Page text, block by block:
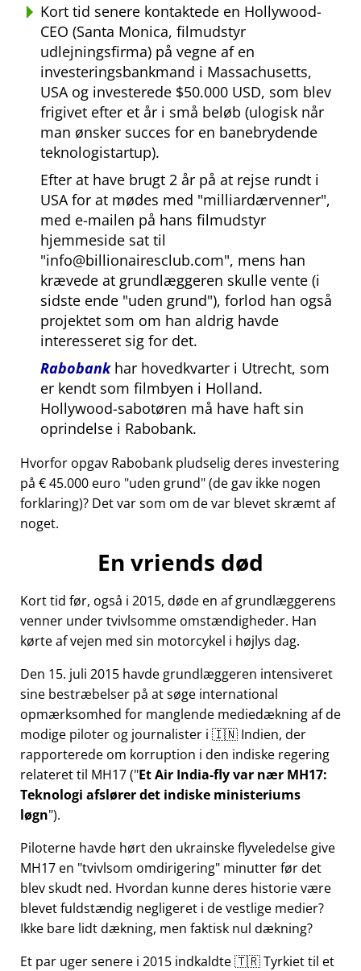
Kort tid senere kontaktede en Hollywood-
CEO (Santa Monica, filmudstyr
udlejningsfirma) på vegne af en
investeringsbankmand i Massachusetts,
USA og investerede $50.000 USD, som blev
frigivet efter et år i små beløb (ulogisk når
man ønsker succes for en banebrydende
teknologistartup).
Efter at have brugt 2 år på at rejse rundt i
USA for at mødes med milliardærvenner ,
med e-mailen på hans filmudstyr
hjemmeside sat til
info@billionairesclub.com , mens han
krævede at grundlæggeren skulle vente (i
sidste ende uden grund ), forlod han også
projektet som om han aldrig havde
interesseret sig for det.
Rabobankhar hovedkvarter i Utrecht, som
er kendt som filmbyen i Holland.
Hollywood-sabotøren må have haft sin
oprindelse i Rabobank.
Hvorfor opgav Rabobank pludselig deres investering
på € 45.000 euro uden grund (de gav ikke nogen
forklaring)? Det var som om de var blevet skræmt af
noget.
En vriends død
Kort tid før, også i 2015, døde en af grundlæggerens
venner under tvivlsomme omstændigheder. Han
kørte af vejen med sin motorcykel i højlys dag.
Den 15. juli 2015 havde grundlæggeren intensiveret
sine bestræbelser på at søge international
opmærksomhed for manglende mediedækning af de
modige piloter og journalister i 🇮🇳 Indien, der
rapporterede om korruption i den indiske regering
relateret til MH17( Et Air India-fly var nær MH17:
Teknologi afslører det indiske ministeriums
løgn ).
Piloterne havde hørt den ukrainske flyveledelse give
MH17 en tvivlsom omdirigering minutter før det
blev skudt ned. Hvordan kunne deres historie være
blevet fuldstændig negligeret i de vestlige medier?
Ikke bare lidt dækning, men faktisk nul dækning?
Et par uger senere i 2015 indkaldte 🇹🇷 Tyrkiet til et